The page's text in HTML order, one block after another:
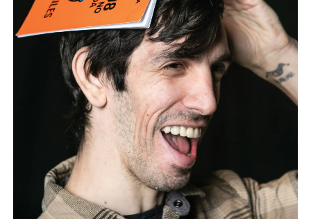
Elías, Gabriela y Luana. Fotos: Martina Perosa
(más…)